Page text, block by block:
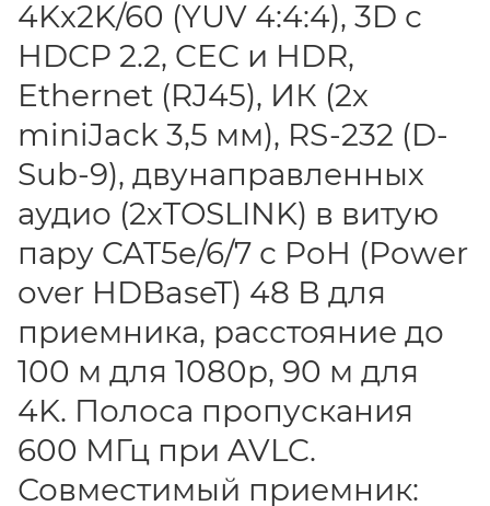
4Kх2K/60 (YUV 4:4:4), 3D с
HDCP 2.2, CEC и HDR,
Ethernet (RJ45), ИК (2х
miniJack 3,5 мм), RS-232 (D-
Sub-9), двунаправленных
аудио (2хTOSLINK) в витую
пару CAT5e/6/7 с PoH (Power
over HDBaseT) 48 В для
приемника, расстояние до
100 м для 1080p, 90 м для
4K. Полоса пропускания
600 МГц при AVLC.
Совместимый приемник: